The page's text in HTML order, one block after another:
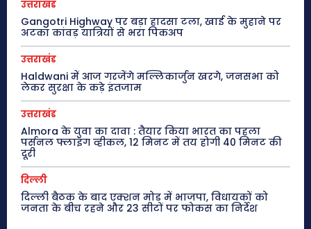
उत्तराखंड
Gangotri Highway पर बड़ा हादसा टला, खाई के मुहाने पर
अटका कांवड़ यात्रियों से भरा पिकअप
उत्तराखंड
Haldwani में आज गरजेंगे मल्लिकार्जुन खरगे, जनसभा को
लेकर सुरक्षा के कड़े इंतजाम
उत्तराखंड
Almora के युवा का दावा : तैयार किया भारत का पहला
पर्सनल फ्लाइंग व्हीकल, 12 मिनट में तय होगी 40 मिनट की
दूरी
दिल्ली
दिल्ली बैठक के बाद एक्शन मोड में भाजपा, विधायकों को
जनता के बीच रहने और 23 सीटों पर फोकस का निर्देश